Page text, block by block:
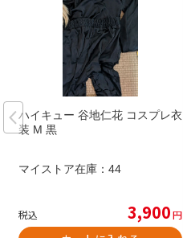
ハイキュー 谷地仁花 コスプレ衣
装 M 黒
マイストア在庫： 44
税込 3,900円